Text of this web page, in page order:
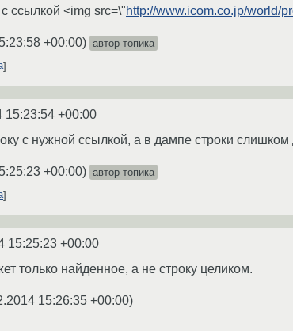
ссылкой <img src=\"http://www.icom.co.jp/world/
+00:00) автор топика
15:23:54 +00:00
с нужной ссылкой, а в дампе строки
+00:00) автор топика
15:25:23 +00:00
только найденное, а не строку целиком.
15:26:35 +00:00)